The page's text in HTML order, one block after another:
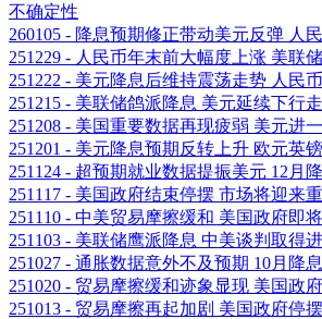
不确定性
260105 - 降息预期修正带动美元反弹 人
251229 - 人民币年末前大幅度上涨 美联
251222 - 美元降息后维持震荡走势 人民
251215 - 美联储鸽派降息 美元延续下行
251208 - 美国重要数据再现疲弱 美元进
251201 - 美元降息预期反转上升 欧元英
251124 - 超预期就业数据提振美元 12月
251117 - 美国政府结束停摆 市场将迎来
251110 - 中美贸易摩擦缓和 美国政府即
251103 - 美联储鹰派降息 中美谈判取得
251027 - 通胀数据意外不及预期 10月降
251020 - 贸易摩擦缓和迹象显现 美国政
251013 - 贸易摩擦再起加剧 美国政府停